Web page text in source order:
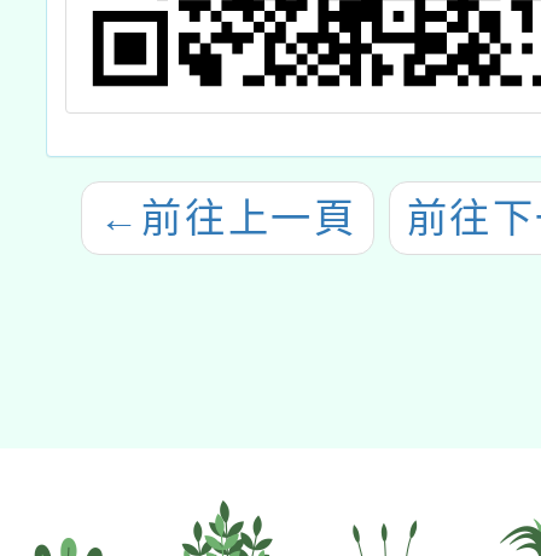
← 前往上一頁 前往